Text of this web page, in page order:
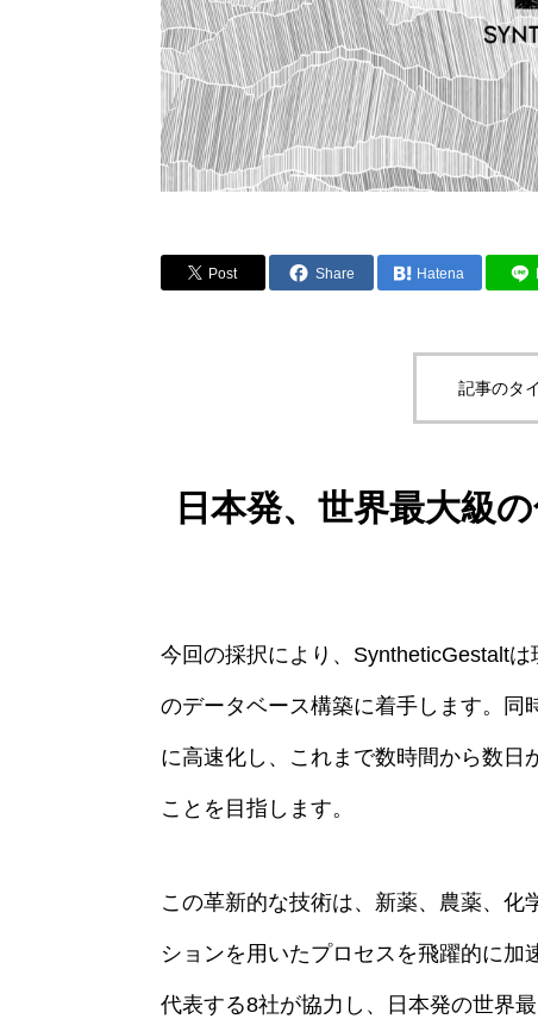
Post Share Hatena
記事のタ
日本発、世界最大級
今回の採択により、SyntheticGestalt
のデータベース構築に着手します。同
に高速化し、これまで数時間から数日
ことを目指します。
この革新的な技術は、新薬、農薬、
ションを用いたプロセスを飛躍的に加
代表する8社が協力し、日本発の世界